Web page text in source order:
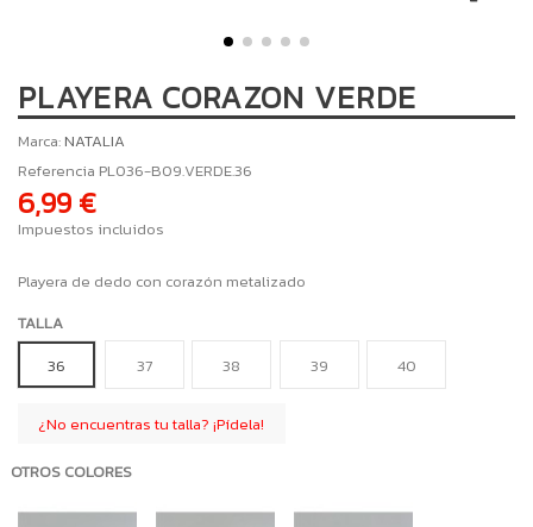
PLAYERA CORAZON VERDE
Marca: NATALIA
Referencia PL036-B09.VERDE.36
6,99 €
Impuestos incluidos
Playera de dedo con corazón metalizado
TALLA
36
37 38 39 40
¿No encuentras tu talla? ¡Pídela!
OTROS COLORES